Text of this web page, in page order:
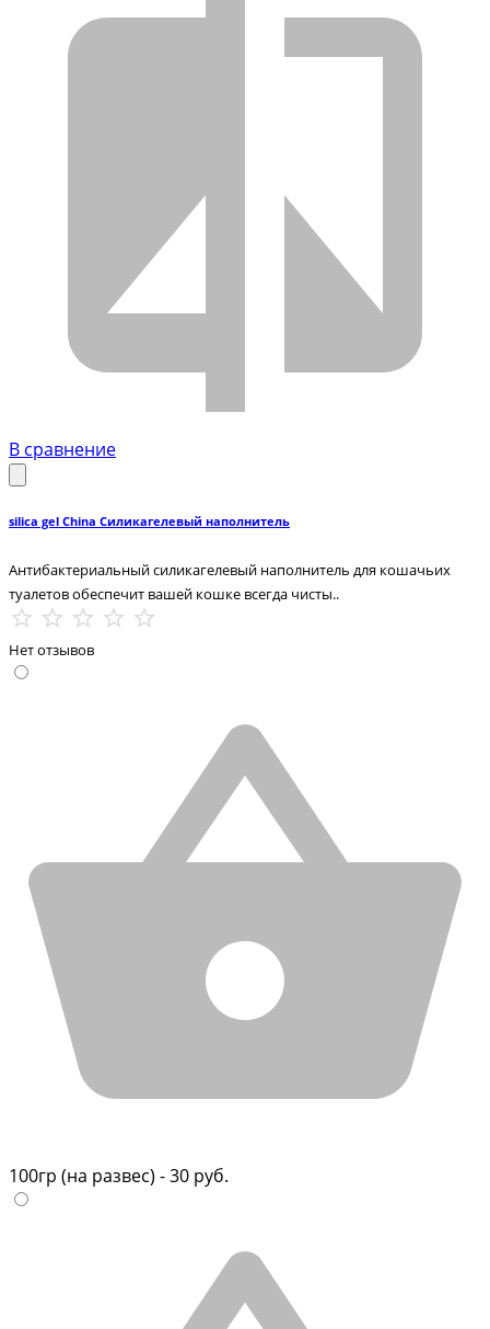
В сравнение
silica gel China Силикагелевый наполнитель
Антибактериальный силикагелевый наполнитель для кошачьих
туалетов обеспечит вашей кошке всегда чисты..
Нет отзывов
100гр (на развес) - 30 руб.